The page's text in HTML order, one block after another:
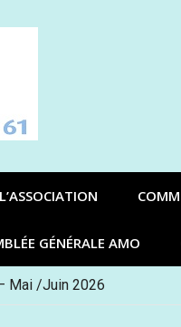
L’ASSOCIATION
GÉNÉRALE AMO
Mai /Juin 2026